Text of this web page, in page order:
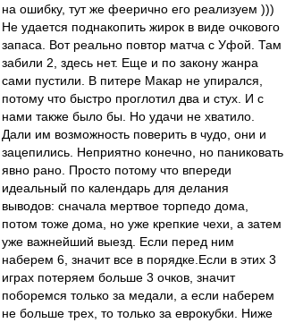
на ошибку, тут же феерично его реализуем )))
Не удается поднакопить жирок в виде очкового
запаса. Вот реально повтор матча с Уфой. Там
забили 2, здесь нет. Еще и по закону жанра
сами пустили. В питере Макар не упирался,
потому что быстро проглотил два и стух. И с
нами также было бы. Но удачи не хватило.
Дали им возможность поверить в чудо, они и
зацепились. Неприятно конечно, но паниковать
явно рано. Просто потому что впереди
идеальный по календарь для делания
выводов: сначала мертвое торпедо дома,
потом тоже дома, но уже крепкие чехи, а затем
уже важнейший выезд. Если перед ним
наберем 6, значит все в порядке.Если в этих 3
играх потеряем больше 3 очков, значит
поборемся только за медали, а если наберем
не больше трех, то только за еврокубки. Ниже